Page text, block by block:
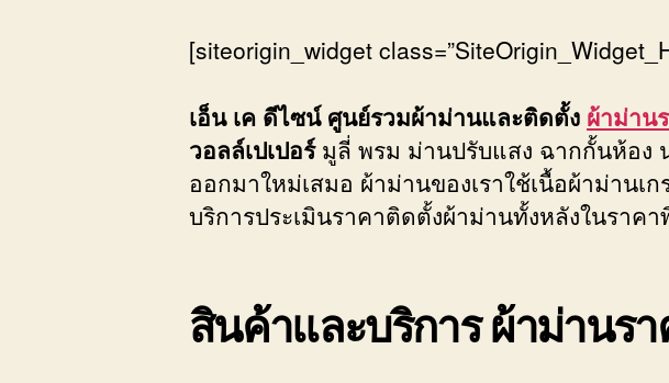
[siteorigin_widget
เอ็น เค ดีไซน์ ศูนย์รวมผ้าม่านและติดตั้ง ผ้าม่าน
วอลล์เปเปอร์ มูลี่ พรม ม่านปรับแสง ฉากกั้นห้อง
ออกมาใหม่เสมอ ผ้าม่านของเราใช้เนื้อผ้าม่าน
บริการประเมินราคาติดตั้งผ้าม่านทั้งหลังในราคา
สินค้าและบริการ ผ้าม่านร